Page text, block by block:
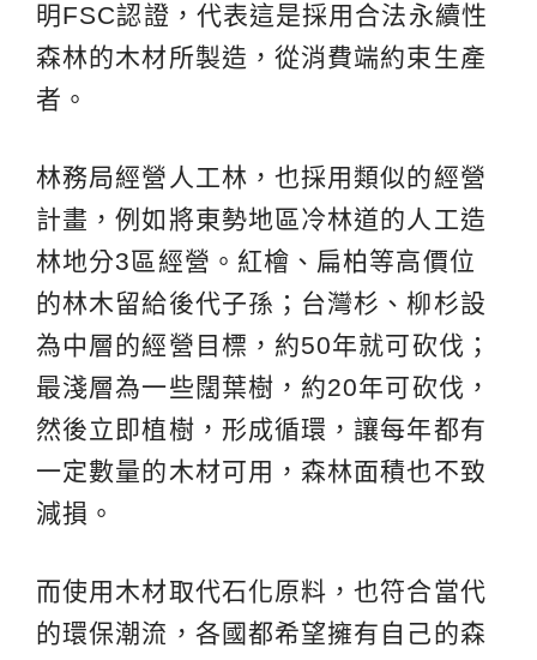
明FSC認證，代表這是採用合法永續性
森林的木材所製造，從消費端約束生產
者。
林務局經營人工林，也採用類似的經營
計畫，例如將東勢地區冷林道的人工造
林地分3區經營。紅檜、扁柏等高價位
的林木留給後代子孫；台灣杉、柳杉設
為中層的經營目標，約50年就可砍伐；
最淺層為一些闊葉樹，約20年可砍伐，
然後立即植樹，形成循環，讓每年都有
一定數量的木材可用，森林面積也不致
減損。
而使用木材取代石化原料，也符合當代
的環保潮流，各國都希望擁有自己的森